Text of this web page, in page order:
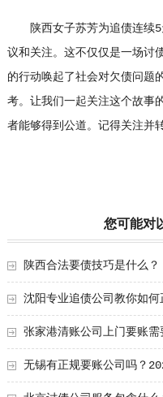
陕西女子苏芳为追债连续5
议和关注。这不仅仅是一场讨
的行动唤起了社会对欠债问题
考。让我们一起关注这个故事
者能够得到公道。记得关注并
您可能对
陕西合法要债技巧是什么？
沈阳专业追债公司教你如何
张家港清账公司上门要账
招值得学习！
无锡有正规要账公司吗？